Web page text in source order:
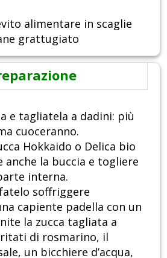
alimentare in scaglie
grattugiato
e tagliatela a dadini: più
cuoceranno.
Hokkaido o Delica bio
la buccia e togliere
interna.
soffriggere
capiente padella con un
la zucca tagliata a
di rosmarino, il
un bicchiere d’acqua,